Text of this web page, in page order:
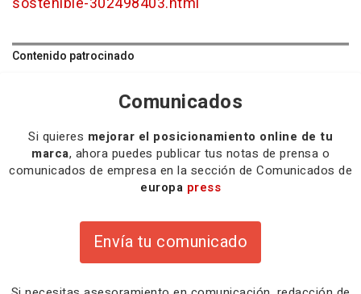
Contenido patrocinado
Comunicados
Si quieres mejorar el posicionamiento online de tu
marca, ahora puedes publicar tus notas de prensa o
comunicados de empresa en la sección de Comunicados de
europa press
Envía tu comunicado